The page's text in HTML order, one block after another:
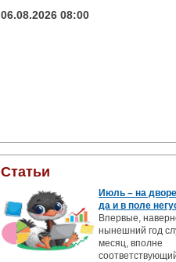
06.08.2026 08:00
Статьи
Июль – на
да и в поле
Впервые,
нынешний год
месяц, вполне